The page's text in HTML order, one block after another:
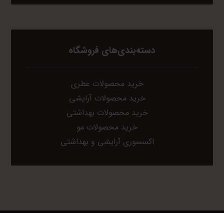
دسته‌بندی‌های فروشگاه
خرید محصولات عطری
خرید محصولات آرایشی
خرید محصولات بهداشتی
خرید محصولات مو
اکسسوری آرایشی و بهداشتی